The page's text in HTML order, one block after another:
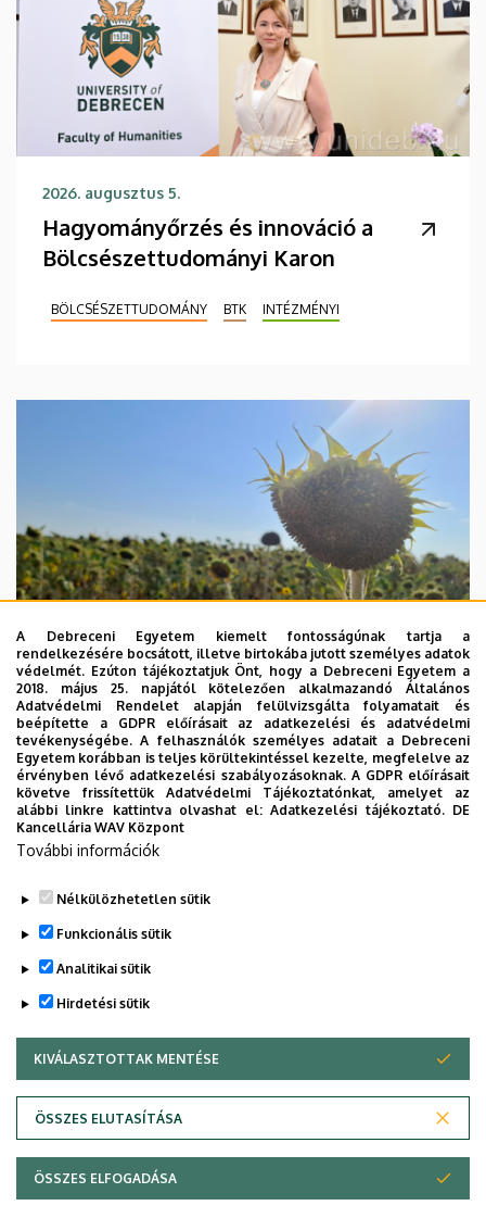
2026. augusztus 5.
Hagyományőrzés és innováció a
Bölcsészettudományi Karon
BÖLCSÉSZETTUDOMÁNY BTK INTÉZMÉNYI
2026. augusztus 4.
A hőség árnyékában az agrárium
AGRÁRTUDOMÁNY
Adatvédelem
Copyright © 2026 Unideb
A Debreceni Egyetem kiemelt fontosságúnak tartja a
rendelkezésére bocsátott, illetve birtokába jutott személyes adatok
védelmét. Ezúton tájékoztatjuk Önt, hogy a Debreceni Egyetem a
2018. május 25. napjától kötelezően alkalmazandó Általános
Adatvédelmi Rendelet alapján felülvizsgálta folyamatait és
beépítette a GDPR előírásait az adatkezelési és adatvédelmi
tevékenységébe. A felhasználók személyes adatait a Debreceni
Egyetem korábban is teljes körültekintéssel kezelte, megfelelve az
érvényben lévő adatkezelési szabályozásoknak. A GDPR előírásait
követve frissítettük Adatvédelmi Tájékoztatónkat, amelyet az
alábbi linkre kattintva olvashat el:Adatkezelési tájékoztató. DE
Kancellária WAV Központ
További információk
Nélkülözhetetlen sütik
Funkcionális sütik
Analitikai sütik
Hirdetési sütik
KIVÁLASZTOTTAK MENTÉSE
ÖSSZES ELUTASÍTÁSA
WITHDRAW CONSENT
ÖSSZES ELFOGADÁSA